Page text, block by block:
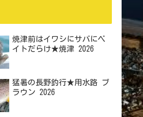
焼津前はイワシにサバにベ
イトだらけ★焼津 2026
猛暑の長野釣行★用水路 ブ
ラウン 2026